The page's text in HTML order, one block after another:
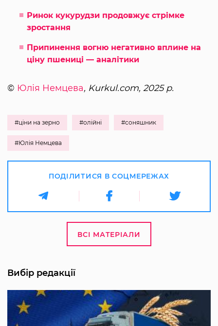
Ринок кукурудзи продовжує стрімке
зростання
Припинення вогню негативно вплине на
ціну пшениці — аналітики
© Юлія Немцева, Kurkul.com, 2025 р.
#ціни на зерно #олійні #соняшник
#Юлія Немцева
ПОДІЛИТИСЯ В СОЦМЕРЕЖАХ
ВСІ МАТЕРІАЛИ
Вибір редакції